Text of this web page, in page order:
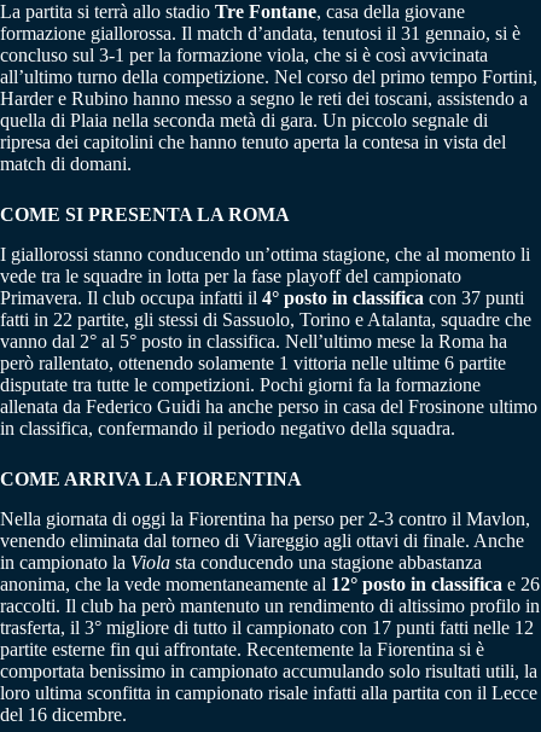
La partita si terrà allo stadio Tre Fontane, casa della giovane
formazione giallorossa. Il match d’andata, tenutosi il 31 gennaio, si è
concluso sul 3-1 per la formazione viola, che si è così avvicinata
all’ultimo turno della competizione. Nel corso del primo tempo Fortini,
Harder e Rubino hanno messo a segno le reti dei toscani, assistendo a
quella di Plaia nella seconda metà di gara. Un piccolo segnale di
ripresa dei capitolini che hanno tenuto aperta la contesa in vista del
match di domani.
COME SI PRESENTA LA ROMA
I giallorossi stanno conducendo un’ottima stagione, che al momento li
vede tra le squadre in lotta per la fase playoff del campionato
Primavera. Il club occupa infatti il 4° posto in classifica con 37 punti
fatti in 22 partite, gli stessi di Sassuolo, Torino e Atalanta, squadre che
vanno dal 2° al 5° posto in classifica. Nell’ultimo mese la Roma ha
però rallentato, ottenendo solamente 1 vittoria nelle ultime 6 partite
disputate tra tutte le competizioni. Pochi giorni fa la formazione
allenata da Federico Guidi ha anche perso in casa del Frosinone ultimo
in classifica, confermando il periodo negativo della squadra.
COME ARRIVA LA FIORENTINA
Nella giornata di oggi la Fiorentina ha perso per 2-3 contro il Mavlon,
venendo eliminata dal torneo di Viareggio agli ottavi di finale. Anche
in campionato la Viola sta conducendo una stagione abbastanza
anonima, che la vede momentaneamente al 12° posto in classifica e 26
raccolti. Il club ha però mantenuto un rendimento di altissimo profilo in
trasferta, il 3° migliore di tutto il campionato con 17 punti fatti nelle 12
partite esterne fin qui affrontate. Recentemente la Fiorentina si è
comportata benissimo in campionato accumulando solo risultati utili, la
loro ultima sconfitta in campionato risale infatti alla partita con il Lecce
del 16 dicembre.